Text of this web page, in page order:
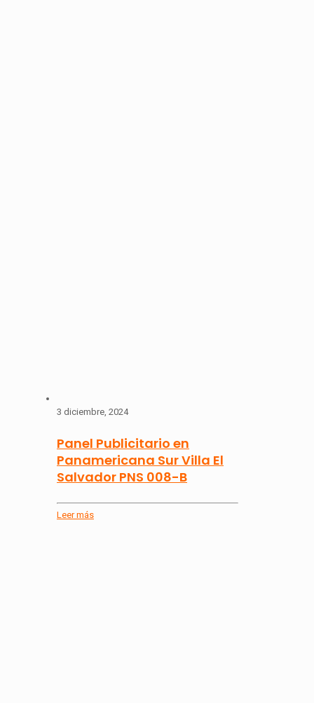
3 diciembre, 2024
Panel Publicitario en
Panamericana Sur Villa El
Salvador PNS 008-B
Leer más